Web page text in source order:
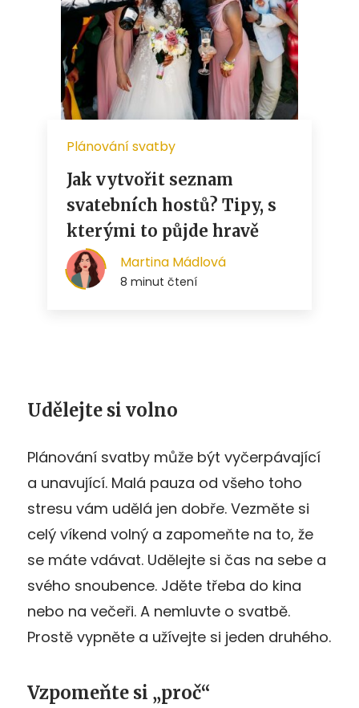
Udělejte si volno
Plánování svatby může být vyčerpávající
a unavující. Malá pauza od všeho toho
stresu vám udělá jen dobře. Vezměte si
celý víkend volný a zapomeňte na to, že
se máte vdávat. Udělejte si čas na sebe a
svého snoubence. Jděte třeba do kina
nebo na večeři. A nemluvte o svatbě.
Prostě vypněte a užívejte si jeden druhého.
Vzpomeňte si „proč“